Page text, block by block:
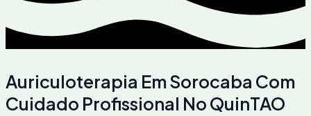
Auriculoterapia Em Sorocaba Com
Cuidado Profissional No QuinTAO